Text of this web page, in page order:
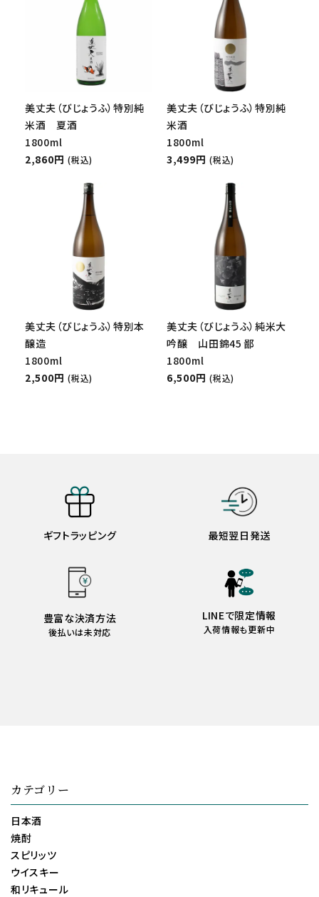
美丈夫（びじょうふ）特別純
米酒 夏酒
1800ml
2,860円 (税込)
美丈夫（びじょうふ）特別純
米酒
1800ml
3,499円 (税込)
美丈夫（びじょうふ）特別本
醸造
1800ml
2,500円 (税込)
美丈夫（びじょうふ）純米大
吟醸 山田錦45 鄙
1800ml
6,500円 (税込)
ギフトラッピング 最短翌日発送
豊富な決済方法
後払いは未対応
LINEで限定情報
入荷情報も更新中
カテゴリー
日本酒
焼酎
スピリッツ
ウイスキー
和リキュール